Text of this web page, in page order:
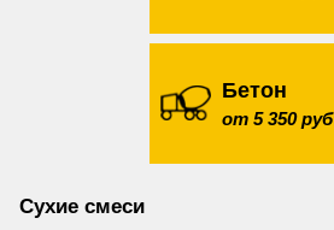
Бетон
от 5 350 руб
Сухие смеси